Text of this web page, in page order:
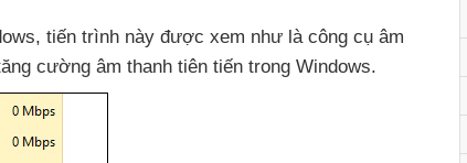
, tiến trình này được xem như là công cụ âm
cường âm thanh tiên tiến trong Windows.